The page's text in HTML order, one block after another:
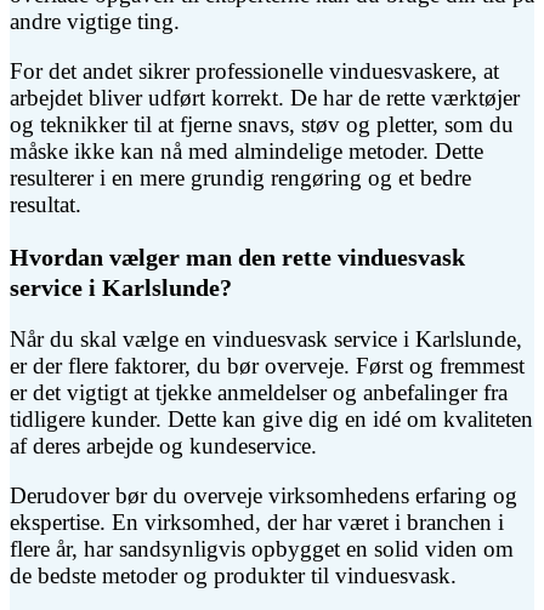
andre vigtige ting.
For det andet sikrer professionelle vinduesvaskere, at
arbejdet bliver udført korrekt. De har de rette værktøjer
og teknikker til at fjerne snavs, støv og pletter, som du
måske ikke kan nå med almindelige metoder. Dette
resulterer i en mere grundig rengøring og et bedre
resultat.
Hvordan vælger man den rette vinduesvask
service i Karlslunde?
Når du skal vælge en vinduesvask service i Karlslunde,
er der flere faktorer, du bør overveje. Først og fremmest
er det vigtigt at tjekke anmeldelser og anbefalinger fra
tidligere kunder. Dette kan give dig en idé om kvaliteten
af deres arbejde og kundeservice.
Derudover bør du overveje virksomhedens erfaring og
ekspertise. En virksomhed, der har været i branchen i
flere år, har sandsynligvis opbygget en solid viden om
de bedste metoder og produkter til vinduesvask.